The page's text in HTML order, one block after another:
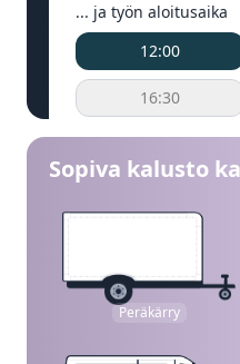
... ja työn aloitusaika
12:00
16:30
Sopiva kalusto
Peräkärry